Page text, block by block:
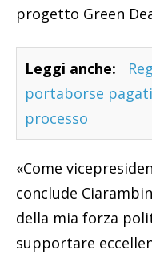
progetto Green
Leggi anche:
portaborse
processo
«Come
conclude
della mia forza
supportare